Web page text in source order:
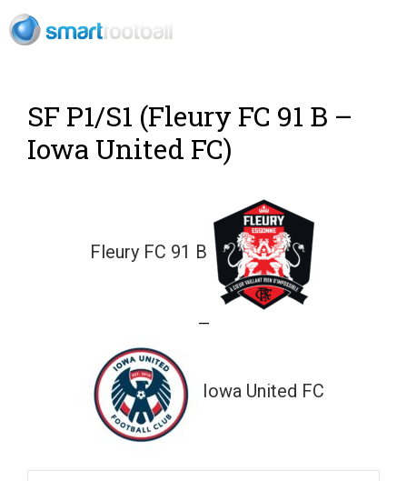
SF P1/S1 (Fleury FC 91 B –
Iowa United FC)
Fleury FC 91 B
—
Iowa United FC